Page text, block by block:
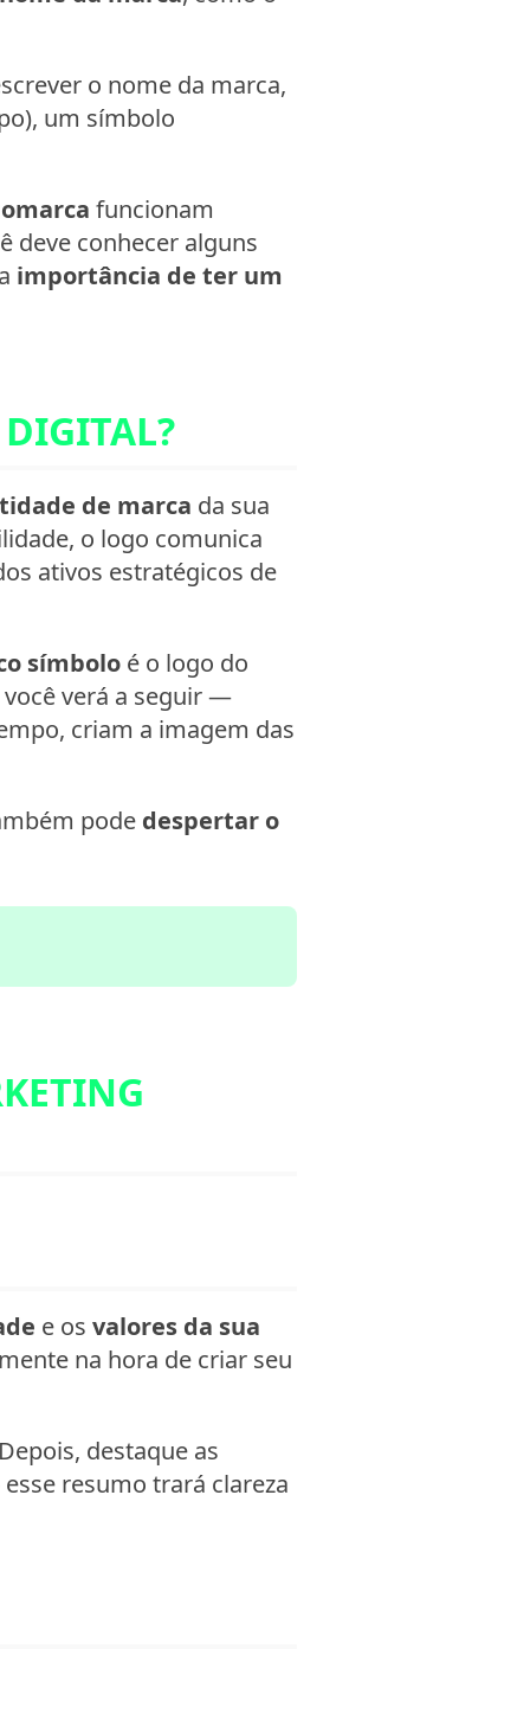
o nome da marca,
um símbolo
funcionam
deve conhecer alguns
importância de ter um
de marca da sua
o logo comunica
ativos estratégicos de
símbolo é o logo do
você verá a seguir —
criam a imagem das
pode despertar o
e os valores da sua
na hora de criar seu
destaque as
resumo trará clareza